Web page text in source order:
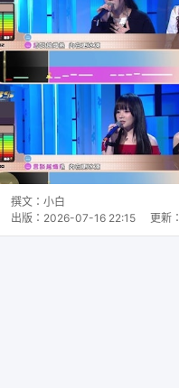
撰文： 小白
出版： 2026-07-16 22:15 更新：